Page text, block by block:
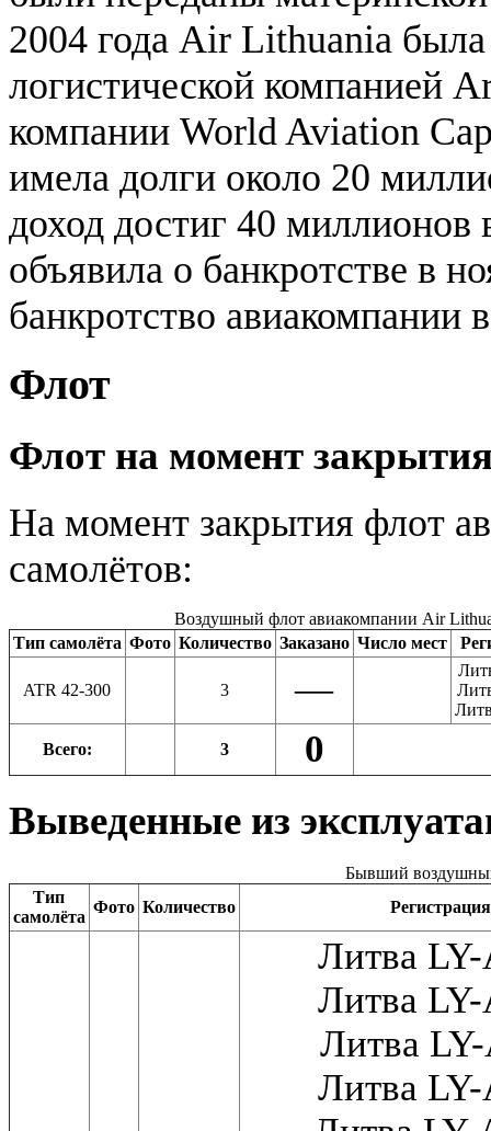
2004 года Air Lithuania
логистической компанией
компании World Aviation
имела долги около 20
доход достиг 40 миллионов
объявила о банкротстве в
банкротство авиакомпании
Флот
Флот на момент
На момент закрытия флот
самолётов:
Воздушный флот авиакомпании Air
Тип самолёта Фото Количество Заказано Число мест
ATR 42-300 3 —
Всего: 3 0
Выведенные из
Бывший
Тип
самолёта
Фото Количество Регистрация
Литва
Литва
Литва
Литва